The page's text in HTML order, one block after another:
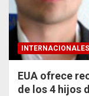
INTERNACIONALES
EUA ofrece
de los 4 hijos